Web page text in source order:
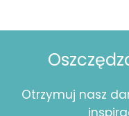
Otrzymuj nasz